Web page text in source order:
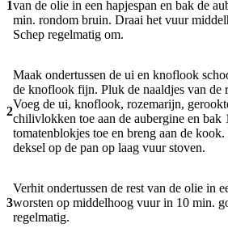
1van de olie in een hapjespan en bak de
min. rondom bruin. Draai het vuur
Schep regelmatig om.
2
Maak ondertussen de ui en knoflook
de knoflook fijn. Pluk de naaldjes van de
Voeg de ui, knoflook, rozemarijn,
chilivlokken toe aan de aubergine en bak
tomatenblokjes toe en breng aan de
deksel op de pan op laag vuur stoven.
3
Verhit ondertussen de rest van de olie in
worsten op middelhoog vuur in 10 min.
regelmatig.